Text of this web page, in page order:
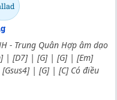
- Trung Quân Hợp âm dạo
| [D7] | [G] | [G] | [Em]
| [G] | [C] Có điều